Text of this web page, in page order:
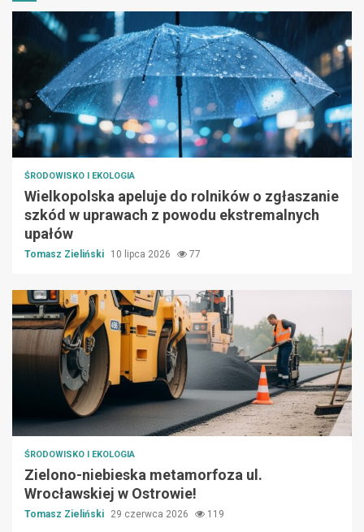
ŚRODOWISKO I EKOLOGIA
Wielkopolska apeluje do rolników o zgłaszanie
szkód w uprawach z powodu ekstremalnych
upałów
Tomasz Zieliński 10 lipca 2026 77
ŚRODOWISKO I EKOLOGIA
Zielono-niebieska metamorfoza ul.
Wrocławskiej w Ostrowie!
Tomasz Zieliński 29 czerwca 2026 119